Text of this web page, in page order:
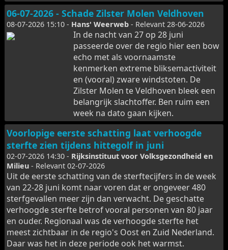
06-07-2026 - Schade Zilster Molen Veldhoven
08-07-2026 15:10 - Hans' Weerweb- Relevant 28-06-2026
In de nacht van 27 op 28 juni
passeerde over de regio hier een bow
echo met als voornaamste
kenmerken extreme bliksemactiviteit
en (vooral) zware windstoten. De
Zilster Molen te Veldhoven bleek een
belangrijk slachtoffer. Ben ruim een
week na dato gaan kijken.
Voorlopige eerste schatting laat verhoogde
sterfte zien tijdens hittegolf in juni
02-07-2026 14:30 - Rijksinstituut voor Volksgezondheid en
Milieu- Relevant 02-07-2026
Uit de eerste schatting van de sterftecijfers in de week
van 22-28 juni komt naar voren dat er ongeveer 480
sterfgevallen meer zijn dan verwacht. De geschatte
verhoogde sterfte betrof vooral personen van 80 jaar
en ouder. Regionaal was de verhoogde sterfte het
meest zichtbaar in de regio's Oost en Zuid Nederland.
Daar was het in deze periode ook het warmst.